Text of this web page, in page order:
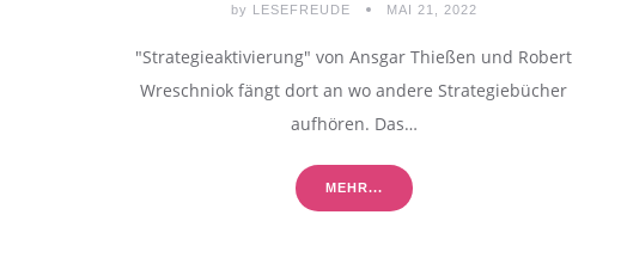
by LESEFREUDE MAI 21, 2022
"Strategieaktivierung" von Ansgar Thießen und Robert
Wreschniok fängt dort an wo andere Strategiebücher
aufhören. Das…
MEHR...